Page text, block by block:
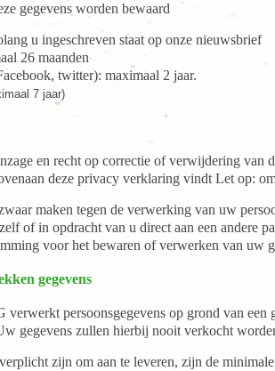
gegevens worden bewaard
u ingeschreven staat op onze nieuwsbrief
26 maanden
twitter): maximaal 2 jaar.
7 jaar)
en recht op correctie of verwijdering van
deze privacy verklaring vindt Let op:
maken tegen de verwerking van uw
of in opdracht van u direct aan een andere
voor het bewaren of verwerken van uw
gegevens
persoonsgegevens op grond van
gegevens zullen hierbij nooit verkocht
zijn om aan te leveren, zijn de